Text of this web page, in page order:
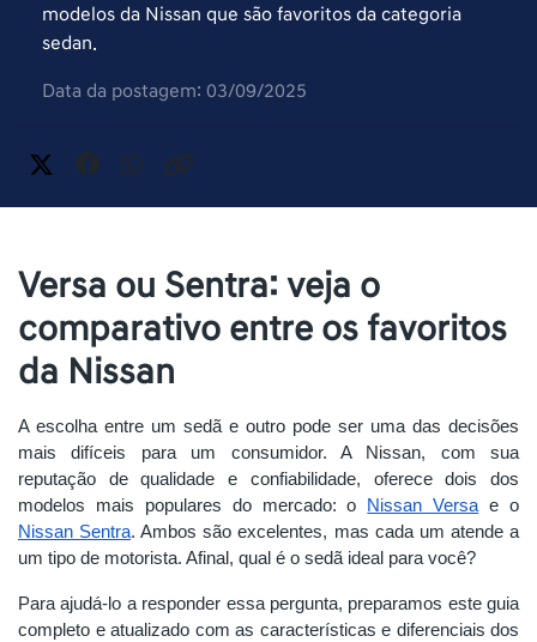
modelos da Nissan que são favoritos da categoria
sedan.
Data da postagem: 03/09/2025
Versa ou Sentra: veja o
comparativo entre os favoritos
da Nissan
A escolha entre um sedã e outro pode ser uma das decisões
mais difíceis para um consumidor. A Nissan, com sua
reputação de qualidade e confiabilidade, oferece dois dos
modelos mais populares do mercado: o
Nissan Versa e o
Nissan Sentra. Ambos são excelentes, mas cada um atende a
um tipo de motorista. Afinal, qual é o sedã ideal para você?
Para ajudá-lo a responder essa pergunta, preparamos este guia
completo e atualizado com as características e diferenciais dos